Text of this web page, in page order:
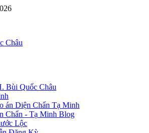
Bùi Quốc Châu
án Diện Chẩn Tạ Minh
Chẩn - Tạ Minh Blog
Lộc